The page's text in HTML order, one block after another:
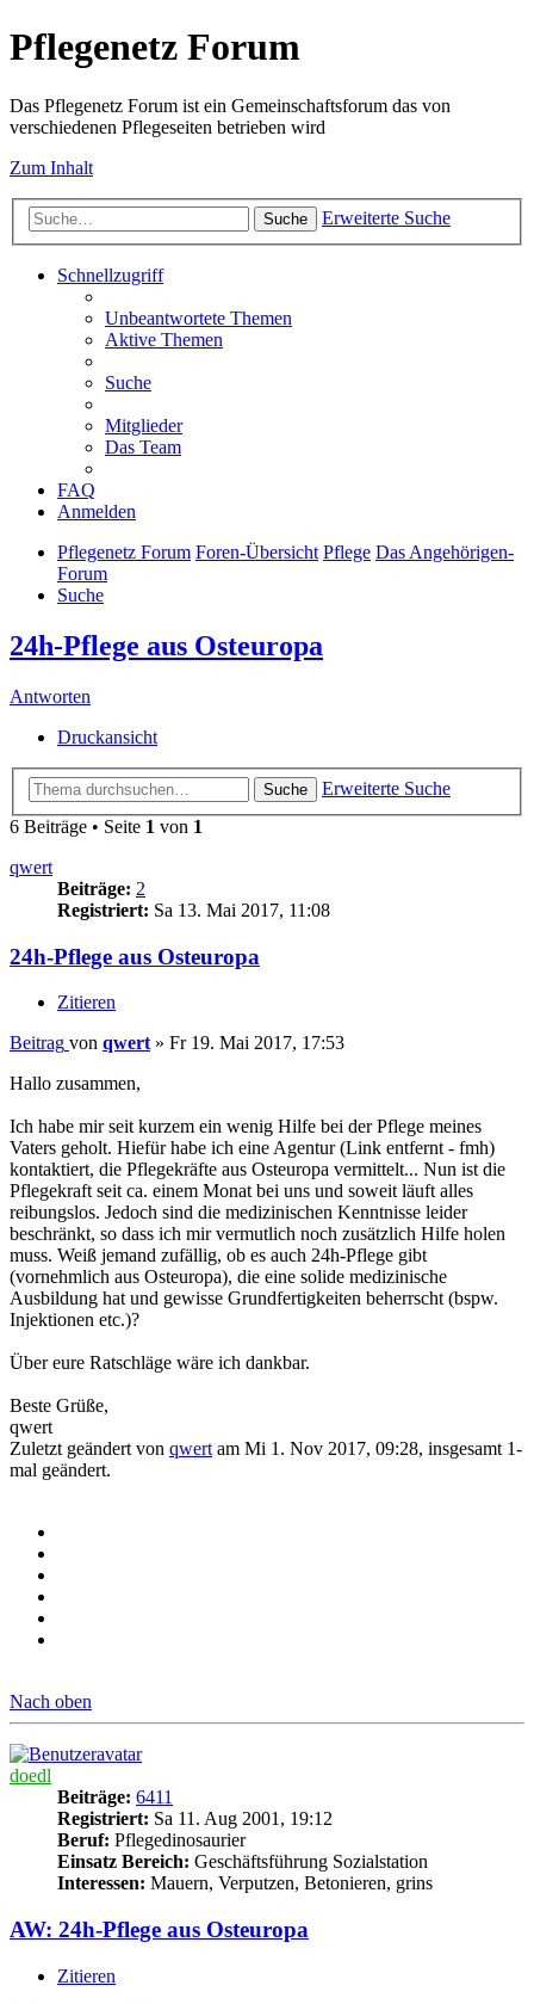
Pflegenetz Forum
Das Pflegenetz Forum ist ein Gemeinschaftsforum das von
verschiedenen Pflegeseiten betrieben wird
Zum Inhalt
Suche Erweiterte Suche
Schnellzugriff
Unbeantwortete Themen
Aktive Themen
Suche
Mitglieder
Das Team
FAQ
Anmelden
Pflegenetz Forum Foren-Übersicht Pflege Das Angehörigen-
Forum
Suche
24h-Pflege aus Osteuropa
Antworten
Druckansicht
Suche
Erweiterte Suche
6 Beiträge • Seite 1 von 1
qwert
Beiträge: 2
Registriert: Sa 13. Mai 2017, 11:08
24h-Pflege aus Osteuropa
Zitieren
Beitrag von qwert » Fr 19. Mai 2017, 17:53
Hallo zusammen,
Ich habe mir seit kurzem ein wenig Hilfe bei der Pflege meines
Vaters geholt. Hiefür habe ich eine Agentur (Link entfernt - fmh)
kontaktiert, die Pflegekräfte aus Osteuropa vermittelt... Nun ist die
Pflegekraft seit ca. einem Monat bei uns und soweit läuft alles
reibungslos. Jedoch sind die medizinischen Kenntnisse leider
beschränkt, so dass ich mir vermutlich noch zusätzlich Hilfe holen
muss. Weiß jemand zufällig, ob es auch 24h-Pflege gibt
(vornehmlich aus Osteuropa), die eine solide medizinische
Ausbildung hat und gewisse Grundfertigkeiten beherrscht (bspw.
Injektionen etc.)?
Über eure Ratschläge wäre ich dankbar.
Beste Grüße,
qwert
Zuletzt geändert von qwert am Mi 1. Nov 2017, 09:28, insgesamt 1-
mal geändert.
Nach oben
doedl
Beiträge: 6411
Registriert: Sa 11. Aug 2001, 19:12
Beruf: Pflegedinosaurier
Einsatz Bereich: Geschäftsführung Sozialstation
Interessen: Mauern, Verputzen, Betonieren, grins
AW: 24h-Pflege aus Osteuropa
Zitieren